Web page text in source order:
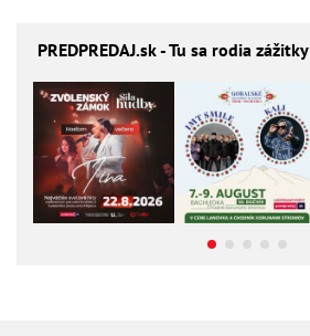
PREDPREDAJ.sk - Tu sa rodia zážitky